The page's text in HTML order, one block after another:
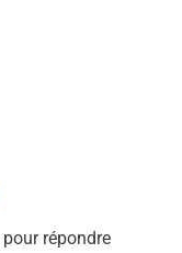
pour répondre